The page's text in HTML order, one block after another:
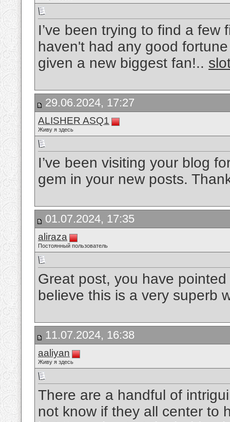
I’ve been trying to find a
haven't had any good
given a new biggest fan!..
29.06.2024, 17:27
ALISHER ASQ1
Живу я здесь
I’ve been visiting your blog
gem in your new posts.
01.07.2024, 17:35
aliraza
Постоянный пользователь
Great post, you have
believe this is a very superb
11.07.2024, 16:38
aaliyan
Живу я здесь
There are a handful of
not know if they all center to